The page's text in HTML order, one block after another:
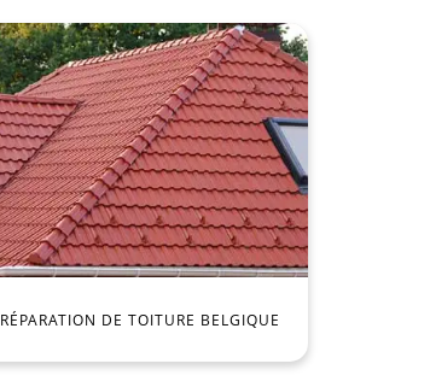
RÉPARATION DE TOITURE BELGIQUE